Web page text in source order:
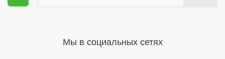
Мы в социальных сетях